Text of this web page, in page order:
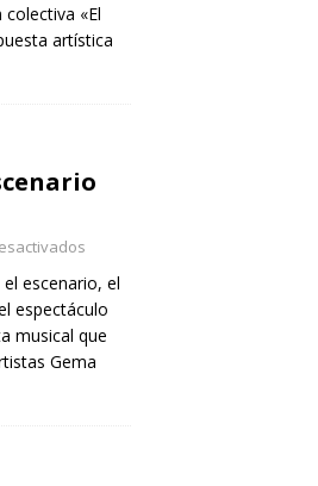
«El
artística
el escenario, el
espectáculo
musical que
Gema